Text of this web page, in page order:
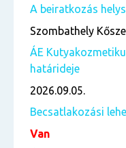
A beiratkozás
Szombathely
ÁE
határideje
2026.09.05.
Becsatlakozási
Van